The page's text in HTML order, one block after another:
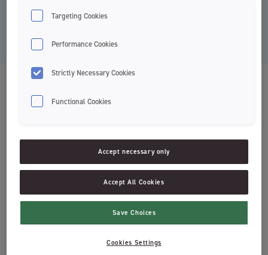
Target White
Dantų šepetėliai
Minkšti, vidutiniškai minkšti šereliai
WhiteTech™ šereliai
Ilgesni šereliai galvutės viršuje
Aukščiausios kokybės šepetėlis, efektyviai ir saugiai šalinantis
kasdienes dėmes, tokias kaip: kavos, arbatos, vyno ir t.t., taip
padedant išlaikyti dantis natūraliai baltus. Šepetėlio galvutėje
Targeting Cookies
Performance Cookies
Strictly Necessary Cookies
Functional Cookies
Accept necessary only
Accept All Cookies
Save Choices
Cookies Settings